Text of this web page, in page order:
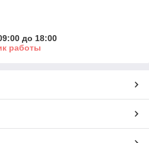
до 18:00
работы